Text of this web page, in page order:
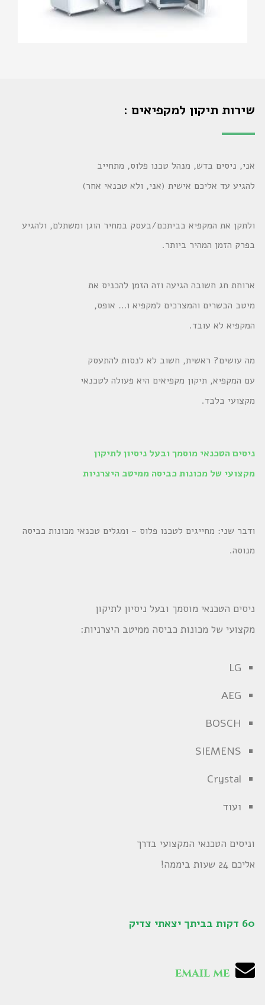
שירות תיקון למקפיאים :
אני, ניסים בדש, מנהל טכנו פלוס, מתחייב
להגיע עד אליכם אישית (אני, ולא טכנאי אחר)
ולתקן את המקפיא בביתכם/בעסק במחיר הוגן ומשתלם, ולהגיע
בפרק הזמן המהיר ביותר.
ארוחת חג חשובה הגיעה וזה הזמן להכניס את
מיטב הבשרים והמצרכים למקפיא ו… אופס,
המקפיא לא עובד.
מה עושים? ראשית, חשוב לא לנסות להתעסק
עם המקפיא, תיקון מקפיאים היא פעולה לטכנאי
מקצועי בלבד.
ניסים הטכנאי מוסמך ובעל ניסיון לתיקון
מקצועי של מכונות כביסה ממיטב היצרניות
ודבר שני: מחייגים לטכנו פלוס – ומגלים טכנאי מכונות כביסה
מנוסה.
ניסים הטכנאי מוסמך ובעל ניסיון לתיקון
מקצועי של מכונות כביסה ממיטב היצרניות:
LG
AEG
BOSCH
SIEMENS
Crystal
ועוד
וניסים הטכנאי המקצועי בדרך
אליכם 24 שעות ביממה!
60 דקות בביתך יצאתי צדיק
email me